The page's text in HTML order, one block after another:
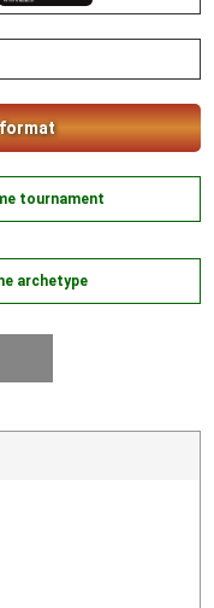
format
tournament
archetype